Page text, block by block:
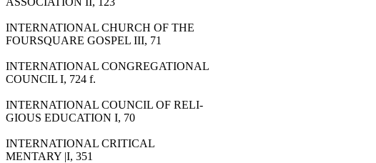
INTERNATIONAL CHURCH OF THE
FOURSQUARE GOSPEL III, 71
INTERNATIONAL CONGREGATIONAL
COUNCIL I, 724 f.
INTERNATIONAL COUNCIL OF RELI-
GIOUS EDUCATION I, 70
INTERNATIONAL CRITICAL
MENTARY |I, 351